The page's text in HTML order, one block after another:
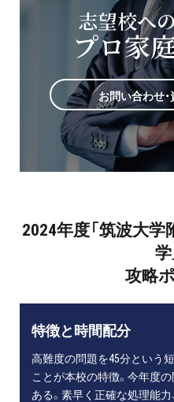
志望校へ
プロ家
お問い合わせ
2024年度「筑波大
学
攻略
特徴と時間配分
高難度の問題を45分という
ことが本校の特徴。今年度の
ある。素早く正確な処理能力